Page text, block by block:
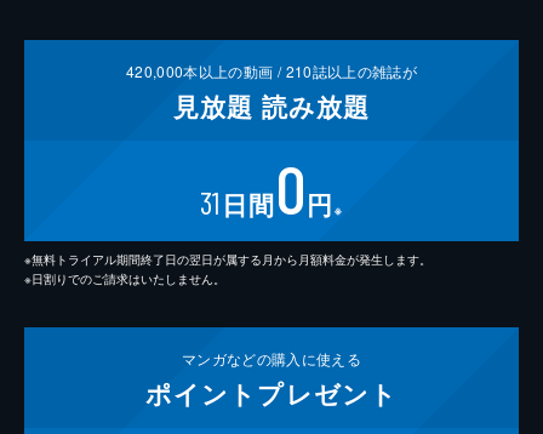
420,000本以上の動画 /210誌以上の雑誌が
見放題 読み放題
31 日間0円 ※
※無料トライアル期間終了日の翌日が属する月から月額料金が発生します。
※日割りでのご請求はいたしません。
マンガなどの購入に使える
ポイント プレゼント